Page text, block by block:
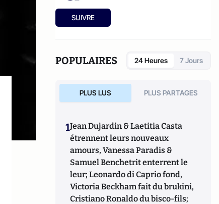
SUIVRE
POPULAIRES 24 Heures 7 Jours
PLUS LUS PLUS PARTAGES
1Jean Dujardin & Laetitia Casta
étrennent leurs nouveaux
amours, Vanessa Paradis &
Samuel Benchetrit enterrent le
leur; Leonardo di Caprio fond,
Victoria Beckham fait du brukini,
Cristiano Ronaldo du bisco-fils;